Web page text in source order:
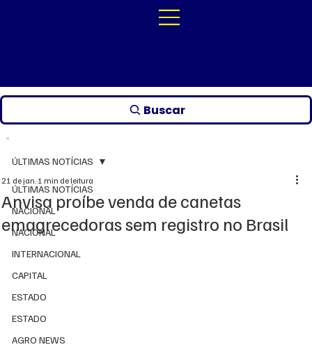
Buscar
ÚLTIMAS NOTÍCIAS
NACIONAL
NACIONAL
INTERNACIONAL
CAPITAL
ESTADO
ESTADO
AGRO NEWS
ÚLTIMAS NOTÍCIAS
Anvisa proíbe venda de canetas
emagrecedoras sem registro no Brasil
21 de jan.1 min de leitura